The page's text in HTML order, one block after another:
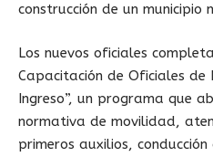
construcción de un municipio
Los nuevos oficiales
Capacitación de Oficiales de
Ingreso”, un programa que
normativa de movilidad,
primeros auxilios,